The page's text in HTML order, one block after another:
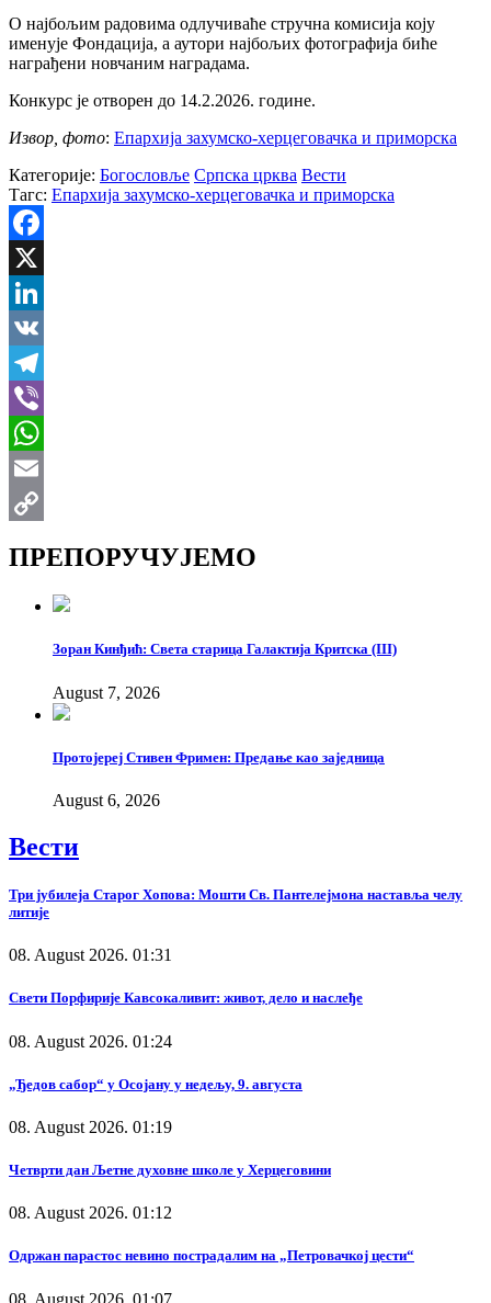
О најбољим радовима одлучиваће стручна комисија коју
именује Фондација, а аутори најбољих фотографија биће
награђени новчаним наградама.
Конкурс је отворен до 14.2.2026. године.
Извор, фото: Епархија захумско-херцеговачка и приморска
Категорије: Богословље Српска црква Вести
Тагс: Епархија захумско-херцеговачка и приморска
Facebook
X
LinkedIn
VK
Telegram
Viber
WhatsApp
Email
ПРЕПОРУЧУЈЕМО
Зоран Кинђић: Света старица Галактија Критска (III)
August 7, 2026
Протојереј Стивен Фримен: Предање као заједница
August 6, 2026
Вести
Три јубилеја Старог Хопова: Мошти Св. Пантелејмона наставља челу
литије
08. August 2026. 01:31
Свети Порфирије Кавсокаливит: живот, дело и наслеђе
08. August 2026. 01:24
„Ђедов сабор“ у Осојану у недељу, 9. августа
08. August 2026. 01:19
Четврти дан Љетне духовне школе у Херцеговини
08. August 2026. 01:12
Одржан парастос невино пострадалим на „Петровачкој цести“
08. August 2026. 01:07